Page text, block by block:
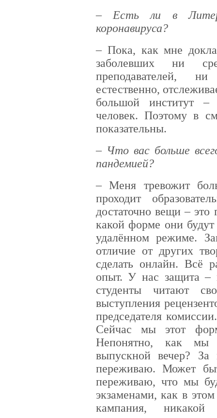
– Есть ли в
коронавируса?
– Пока, как мне
заболевших ни
преподавателей,
естественно,
большой институт
человек. Поэтому в
показательны.
– Что вас больше
пандемией?
– Меня тревожит
проходит
достаточно вещи – это
какой форме они
удалённом режиме.
отличие от других
сделать онлайн. Всё
опыт. У нас защита –
студенты читают
выступления
председателя
Сейчас мы этот
Непонятно, как мы
выпускной вечер?
переживаю. Может
переживаю, что мы
экзаменами, как в
кампания,